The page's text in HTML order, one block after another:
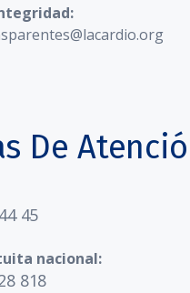
De
45
nacional:
818